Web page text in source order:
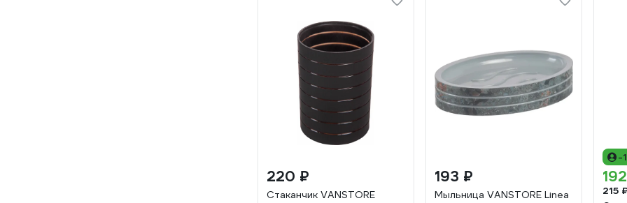
220 ₽
Стаканчик VANSTORE
193 ₽
Мыльница VANSTORE Linea
-
215